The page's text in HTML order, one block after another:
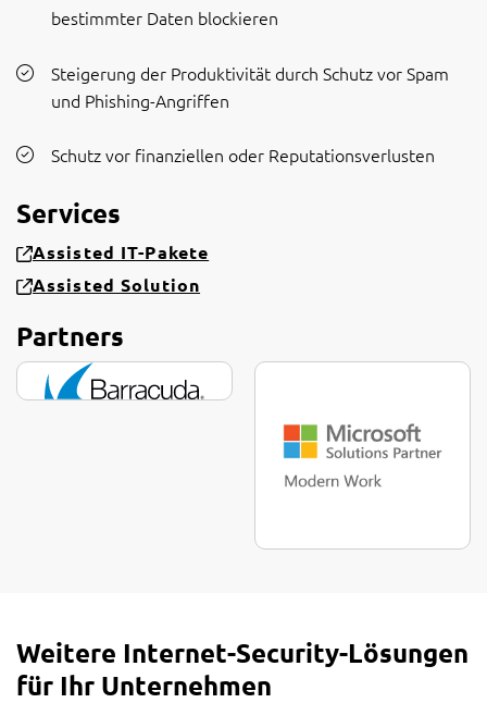
bestimmter Daten blockieren
Steigerung der Produktivität durch Schutz vor Spam
und Phishing-Angriffen
Schutz vor finanziellen oder Reputationsverlusten
Services
Assisted IT-Pakete
Assisted Solution
Partners
Weitere Internet-Security-Lösungen
für Ihr Unternehmen